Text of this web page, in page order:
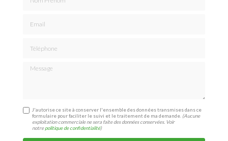
Message
J'autorise ce site à conserver l'ensemble des données transmises dans ce
formulaire pour faciliter le suivi et le traitement de ma demande. (Aucune
exploitation commerciale ne sera faite des données conservées. Voir
notrepolitique de confidentialité)